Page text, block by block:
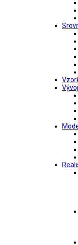
Vývoj